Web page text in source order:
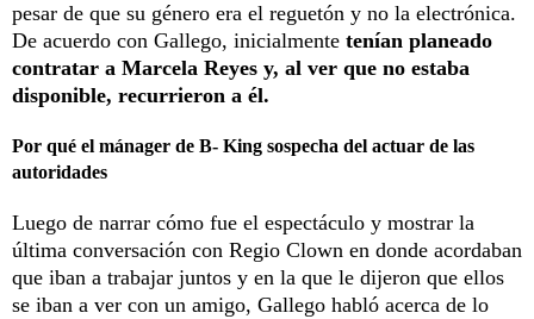
pesar de que su género era el reguetón y no la electrónica.
De acuerdo con Gallego, inicialmente tenían planeado
contratar a Marcela Reyes y, al ver que no estaba
disponible, recurrieron a él.
Por qué el mánager de B- King sospecha del actuar de las
autoridades
Luego de narrar cómo fue el espectáculo y mostrar la
última conversación con Regio Clown en donde acordaban
que iban a trabajar juntos y en la que le dijeron que ellos
se iban a ver con un amigo, Gallego habló acerca de lo